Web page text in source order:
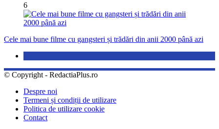
6
Cele mai bune filme cu gangsteri și trădări din anii 2000 până azi
© Copyright - RedactiaPlus.ro
Despre noi
Termeni și condiții de utilizare
Politica de utilizare cookie
Contact